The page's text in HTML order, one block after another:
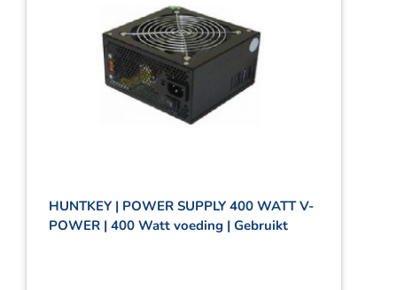
HUNTKEY | POWER SUPPLY 400 WATT V-
POWER | 400 Watt voeding | Gebruikt